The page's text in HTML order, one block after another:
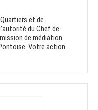
et de
du Chef de
de médiation
Votre action